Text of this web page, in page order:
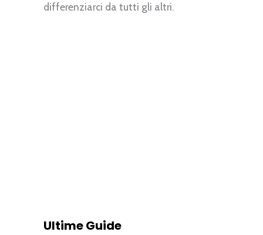
differenziarci da tutti gli altri.
Ultime Guide